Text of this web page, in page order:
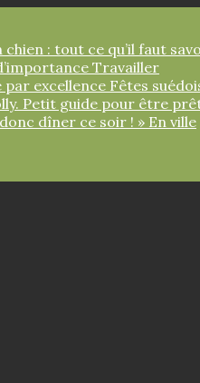
chien : tout ce qu’il faut
Travailler
excellence Fêtes
Petit guide pour être
dîner ce soir ! » En ville